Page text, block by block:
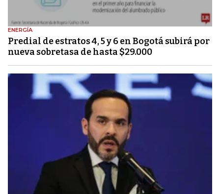
ENERGÍA
Predial de estratos 4, 5 y 6 en Bogotá subirá por
nueva sobretasa de hasta $29.000